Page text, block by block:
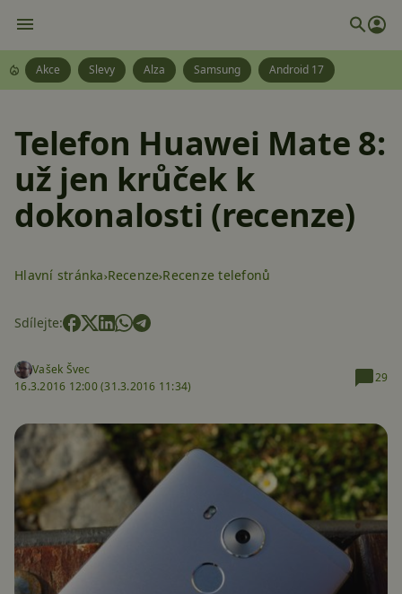
Akce Slevy Alza Samsung Android 17
Telefon Huawei Mate 8:
už jen krůček k
dokonalosti (recenze)
Hlavní stránka Recenze Recenze telefonů
Sdílejte:
Vašek Švec
16.3.2016 12:00 (31.3.2016 11:34)
29